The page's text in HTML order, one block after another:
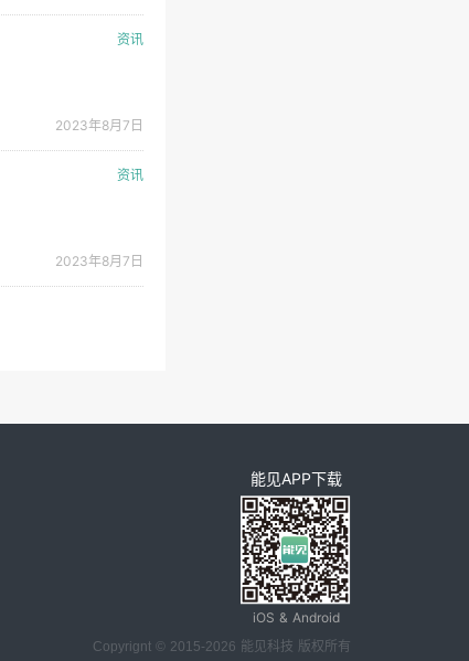
资讯
2023年8月7日
资讯
2023年8月7日
能见APP下载
iOS & Android
Copyrignt © 2015-2026 能见科技 版权所有